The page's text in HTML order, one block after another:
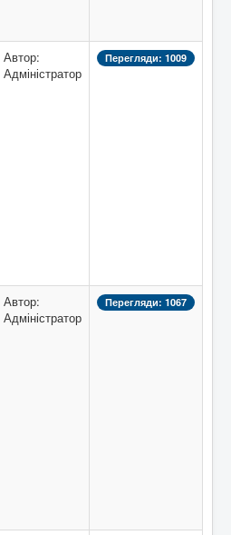
Автор:
Адміністратор
Перегляди: 1009
Автор:
Адміністратор
Перегляди: 1067